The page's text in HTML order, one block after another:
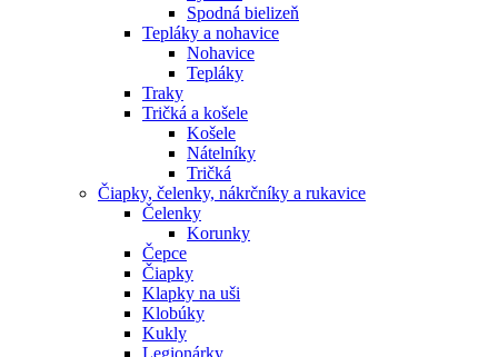
Spodná bielizeň
Tepláky a nohavice
Nohavice
Tepláky
Traky
Tričká a košele
Košele
Nátelníky
Tričká
Čiapky, čelenky, nákrčníky a rukavice
Čelenky
Korunky
Čepce
Čiapky
Klapky na uši
Klobúky
Kukly